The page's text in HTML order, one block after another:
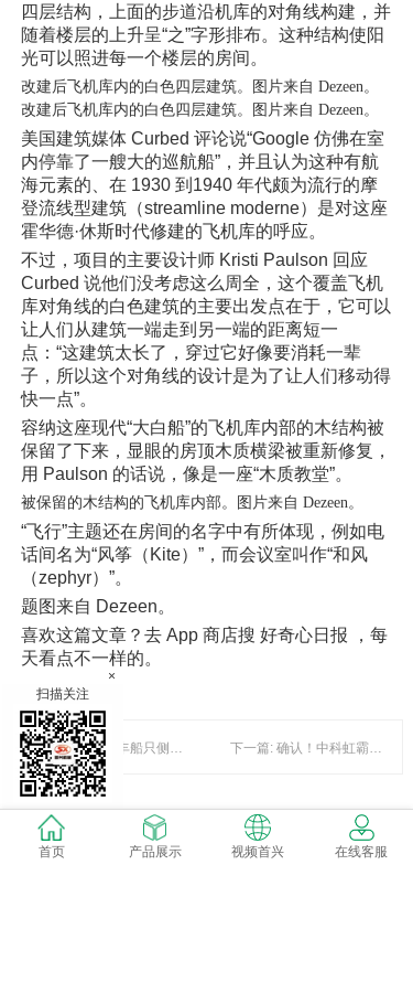
四层结构，上面的步道沿机库的对角线构建，并
随着楼层的上升呈“之”字形排布。这种结构使阳
光可以照进每一个楼层的房间。
改建后飞机库内的白色四层建筑。图片来自 Dezeen。
改建后飞机库内的白色四层建筑。图片来自 Dezeen。
美国建筑媒体 Curbed 评论说“Google 仿佛在室
内停靠了一艘大的巡航船”，并且认为这种有航
海元素的、在 1930 到1940 年代颇为流行的摩
登流线型建筑（streamline moderne）是对这座
霍华德·休斯时代修建的飞机库的呼应。
不过，项目的主要设计师 Kristi Paulson 回应
Curbed 说他们没考虑这么周全，这个覆盖飞机
库对角线的白色建筑的主要出发点在于，它可以
让人们从建筑一端走到另一端的距离短一
点：“这建筑太长了，穿过它好像要消耗一辈
子，所以这个对角线的设计是为了让人们移动得
快一点”。
容纳这座现代“大白船”的飞机库内部的木结构被
保留了下来，显眼的房顶木质横梁被重新修复，
用 Paulson 的话说，像是一座“木质教堂”。
被保留的木结构的飞机库内部。图片来自 Dezeen。
“飞行”主题还在房间的名字中有所体现，例如电
话间名为“风筝（Kite）”，而会议室叫作“和风
（zephyr）”。
题图来自 Dezeen。
喜欢这篇文章？去 App 商店搜 好奇心日报 ，每
天看点不一样的。
下一篇: 确认！中科虹霸总经理马力博士将参加“BATi 智慧城市论坛”
暂时还没有评论，当第一个评论者吧！
首页 产品展示 视频首兴 在线客服
×
扫描关注